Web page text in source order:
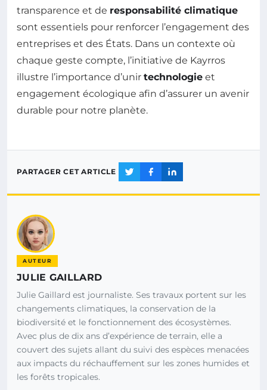
transparence et de responsabilité climatique
sont essentiels pour renforcer l’engagement des
entreprises et des États. Dans un contexte où
chaque geste compte, l’initiative de Kayrros
illustre l’importance d’unir technologie et
engagement écologique afin d’assurer un avenir
durable pour notre planète.
PARTAGER CET ARTICLE
AUTEUR
JULIE GAILLARD
Julie Gaillard est journaliste. Ses travaux portent sur les
changements climatiques, la conservation de la
biodiversité et le fonctionnement des écosystèmes.
Avec plus de dix ans d’expérience de terrain, elle a
couvert des sujets allant du suivi des espèces menacées
aux impacts du réchauffement sur les zones humides et
les forêts tropicales.